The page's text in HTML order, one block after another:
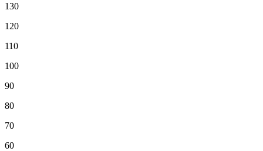
130
120
110
100
90
80
70
60